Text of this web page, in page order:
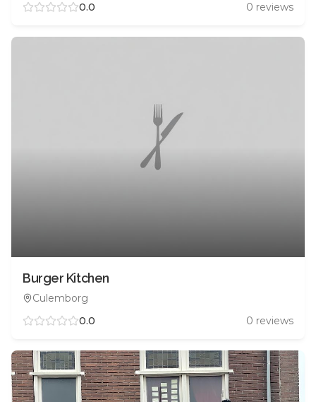
0.0 0 reviews
Burger Kitchen
Culemborg
0.0
0 reviews